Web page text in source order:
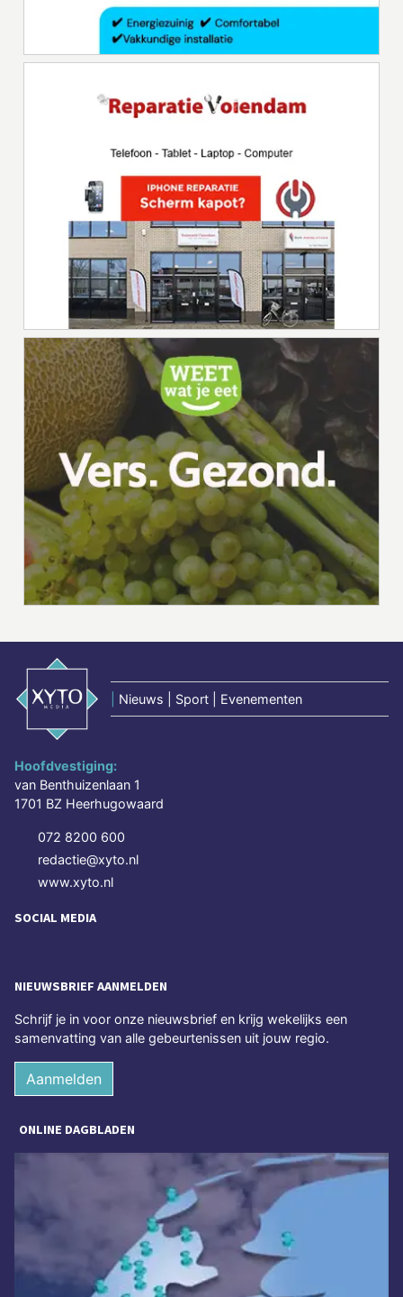
Nieuws | Sport | Evenementen
Hoofdvestiging:
van Benthuizenlaan 1
1701 BZ Heerhugowaard
072 8200 600
redactie@xyto.nl
www.xyto.nl
SOCIAL MEDIA
NIEUWSBRIEF AANMELDEN
Schrijf je in voor onze nieuwsbrief en krijg wekelijks een
samenvatting van alle gebeurtenissen uit jouw regio.
Aanmelden
ONLINE DAGBLADEN